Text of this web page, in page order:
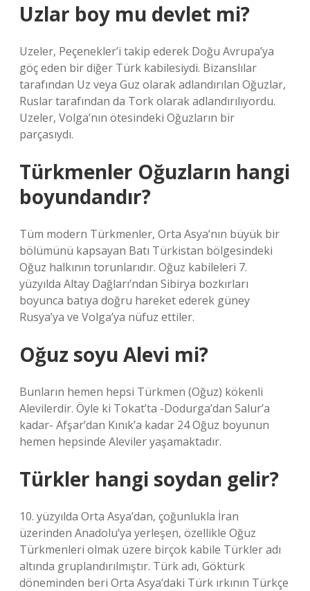
Uzlar boy mu devlet mi?
Uzeler, Peçenekler’i takip ederek Doğu Avrupa’ya
göç eden bir diğer Türk kabilesiydi. Bizanslılar
tarafından Uz veya Guz olarak adlandırılan Oğuzlar,
Ruslar tarafından da Tork olarak adlandırılıyordu.
Uzeler, Volga’nın ötesindeki Oğuzların bir
parçasıydı.
Türkmenler Oğuzların hangi
boyundandır?
Tüm modern Türkmenler, Orta Asya’nın büyük bir
bölümünü kapsayan Batı Türkistan bölgesindeki
Oğuz halkının torunlarıdır. Oğuz kabileleri 7.
yüzyılda Altay Dağları’ndan Sibirya bozkırları
boyunca batıya doğru hareket ederek güney
Rusya’ya ve Volga’ya nüfuz ettiler.
Oğuz soyu Alevi mi?
Bunların hemen hepsi Türkmen (Oğuz) kökenli
Alevilerdir. Öyle ki Tokat’ta -Dodurga’dan Salur’a
kadar- Afşar’dan Kınık’a kadar 24 Oğuz boyunun
hemen hepsinde Aleviler yaşamaktadır.
Türkler hangi soydan gelir?
10. yüzyılda Orta Asya’dan, çoğunlukla İran
üzerinden Anadolu’ya yerleşen, özellikle Oğuz
Türkmenleri olmak üzere birçok kabile Türkler adı
altında gruplandırılmıştır. Türk adı, Göktürk
döneminden beri Orta Asya’daki Türk ırkının Türkçe